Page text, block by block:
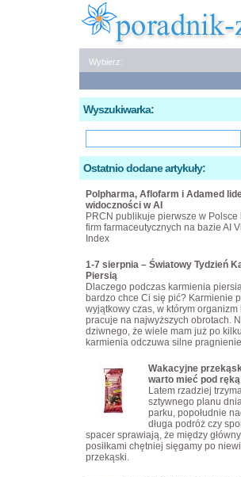
Wybierz:
Wyszukiwarka:
Ostatnio dodane artykuły:
Polpharma, Aflofarm i Adamed
widoczności w AI
PRCN publikuje pierwsze w Polsce
firm farmaceutycznych na bazie AI
Index
1-7 sierpnia – Światowy Tydzień
Piersią
Dlaczego podczas karmienia
bardzo chce Ci się pić? Karmienie
wyjątkowy czas, w którym organizm
pracuje na najwyższych obrotach.
dziwnego, że wiele mam już po
karmienia odczuwa silne
Wakacyjne
warto mieć pod ręką
Latem rzadziej
sztywnego planu
parku, popołudnie
długa podróż czy
spacer sprawiają, że między
posiłkami chętniej sięgamy po
przekąski.